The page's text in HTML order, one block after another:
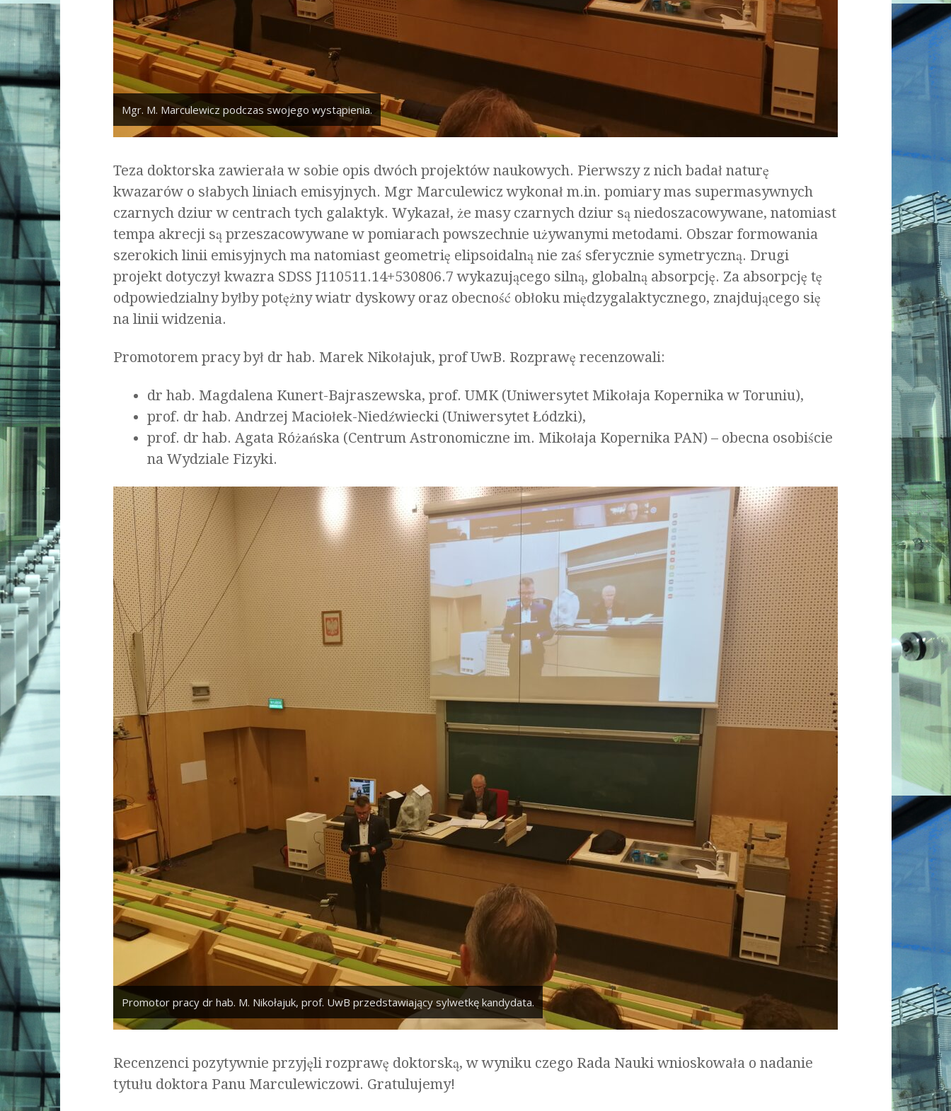
Mgr. M. Marculewicz podczas swojego wystąpienia.
Teza doktorska zawierała w sobie opis dwóch projektów naukowych. Pierwszy z nich badał naturę
kwazarów o słabych liniach emisyjnych. Mgr Marculewicz wykonał m.in. pomiary mas supermasywnych
czarnych dziur w centrach tych galaktyk. Wykazał, że masy czarnych dziur są niedoszacowywane, natomiast
tempa akrecji są przeszacowywane w pomiarach powszechnie używanymi metodami. Obszar formowania
szerokich linii emisyjnych ma natomiast geometrię elipsoidalną nie zaś sferycznie symetryczną. Drugi
projekt dotyczył kwazra SDSS J110511.14+530806.7 wykazującego silną, globalną absorpcję. Za absorpcję tę
odpowiedzialny byłby potężny wiatr dyskowy oraz obecność obłoku międzygalaktycznego, znajdującego się
na linii widzenia.
Promotorem pracy był dr hab. Marek Nikołajuk, prof UwB. Rozprawę recenzowali:
dr hab. Magdalena Kunert-Bajraszewska, prof. UMK (Uniwersytet Mikołaja Kopernika w Toruniu),
prof. dr hab. Andrzej Maciołek-Niedźwiecki (Uniwersytet Łódzki),
prof. dr hab. Agata Różańska (Centrum Astronomiczne im. Mikołaja Kopernika PAN) – obecna osobiście
na Wydziale Fizyki.
Promotor pracy dr hab. M. Nikołajuk, prof. UwB przedstawiający sylwetkę kandydata.
Recenzenci pozytywnie przyjęli rozprawę doktorską, w wyniku czego Rada Nauki wnioskowała o nadanie
tytułu doktora Panu Marculewiczowi. Gratulujemy!